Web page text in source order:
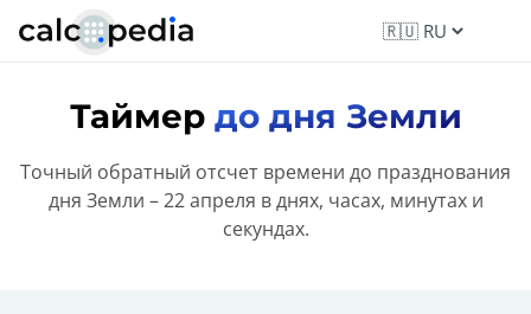
Таймер до дня Земли
Точный обратный отсчет времени до празднования
дня Земли – 22 апреля в днях, часах, минутах и
секундах.